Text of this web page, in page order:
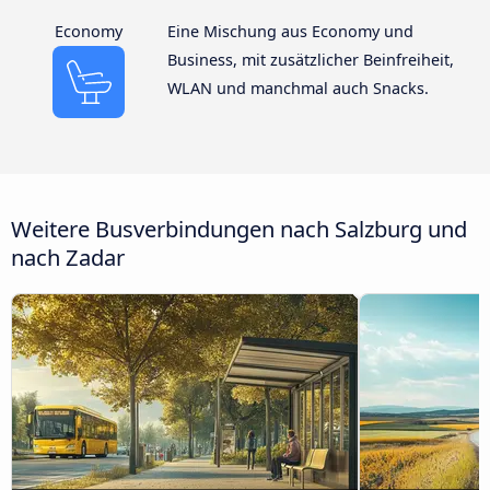
Economy
Eine Mischung aus Economy und
Business, mit zusätzlicher Beinfreiheit,
WLAN und manchmal auch Snacks.
Weitere Busverbindungen nach Salzburg und
nach Zadar